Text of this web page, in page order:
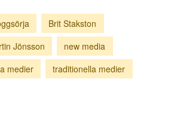
Brit Stakston
Jönsson
new media
medier
traditionella medier